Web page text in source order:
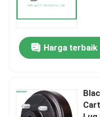
Cermin Samping
Dasbor Kereta Golf
Harga terbaik